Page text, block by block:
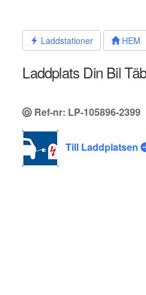
innehållet Laddstationer HEM
Laddplats Din Bil
Ref-nr: LP-105896-2399
Till Laddplatsen